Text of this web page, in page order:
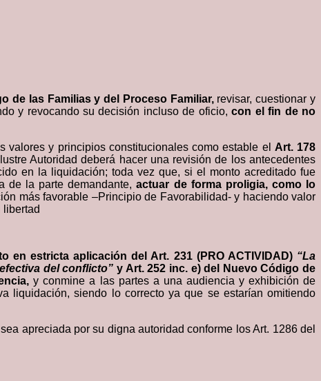
de las Familias y del Proceso Familiar, revisar, cuestionar y
y revocando su decisión incluso de oficio,con el fin de no
valores y principios constitucionales como estable el Art. 178
Autoridad deberá hacer una revisión de los antecedentes
en la liquidación; toda vez que, si el monto acreditado fue
de la parte demandante,actuar de forma proligia, como lo
más favorable –Principio de Favorabilidad- y haciendo valor
libertad
en estricta aplicación del Art. 231 (PRO ACTIVIDAD) “La
del conflicto”y Art. 252 inc. e) del Nuevo Código de
y conmine a las partes a una audiencia y exhibición de
liquidación, siendo lo correcto ya que se estarían omitiendo
apreciada por su digna autoridad conforme los Art. 1286 del